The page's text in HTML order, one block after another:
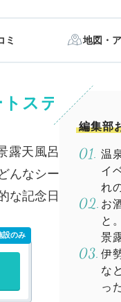
ミ 地図・
ステ
露天風呂
んなシー
な記念日
設のみ
編集部
温
イ
れ
お
と
景
伊
な
っ